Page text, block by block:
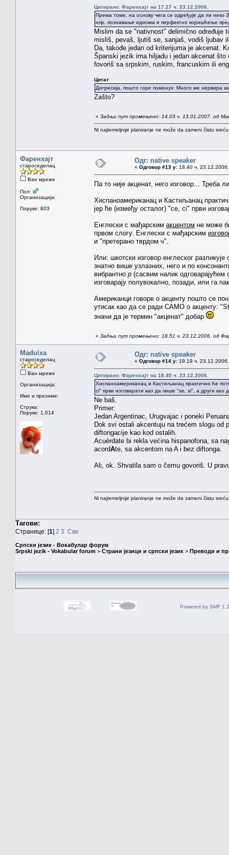
Цитирано: Фаренхајт на 17.27 ч. 23.12.2006.
Према томе, на основу чега се одређује да ли
нпр. познавање идиома и перфектно коришћење
Mislim da se "nativnost" delimično određuje
misliš, pevaš, ljutiš se, sanjaš, vodiš ljubav
Da, takođe jedan od kriterijuma je akcenat.
Španski jezik ima hiljadu i jedan akcenat
fovoriš sa srpskim, ruskim, francuskim ili
Цитат
Дигресија, пошто горе поменух: Много ме нервира
Zašto?
« Задњи пут промењено: 14.03 ч. 13.01.2007. од
Ni najtemeljnije planiranje ne može da zameni čistu
Фаренхајт
староседелац
Ван мреже
Пол:
Организација:
Поруке: 803
Одг: native speaker
« Одговор #13 у: 18.40 ч.
Па то није акценат, него изговор... Треба
Хиспаноамериканац и Кастиљанац
јер ће (између осталог) "ce, ci" први
Енглески с мађарским акцентом не може
првом слогу. Енглески с мађарским
и "претерано тврдом ч".
Или: шкотски изговор енглеског
знатно више узлазних, него и по
вибрантно р (сасвим налик
изговарају полувокално, позади, или га
Американци говоре о акценту пошто се
утисак као да се ради САМО о акценту:
значи да је термин "акценат" добар
« Задњи пут промењено: 18.51 ч. 23.12.2006. од
Maduixa
староседелац
Ван мреже
Организација:
Име и презиме:
Струка:
Поруке: 1.014
Одг: native speaker
« Одговор #14 у: 19.19 ч.
Цитирано: Фаренхајт на 18.40 ч. 23.12.2006.
Хиспаноамериканац и Кастиљанац практично ће
ci" први изговарати као да пише "se, si", а други као
Ne baš.
Primer:
Jedan Argentinac, Urugvajac i poneki
Dok svi ostali akcentuju na trećem slogu od
diftongacije kao kod ostalih.
Acuérdate bi rekla većina hispanofona, sa
acordAte, sa akcentom na A i bez diftonga.
Ali, ok. Shvatila sam o čemu govoriš. U
Ni najtemeljnije planiranje ne može da zameni čistu
Тагови:
Странице: [1] 2 3 Све
Српски језик - Вокабулар форум
Srpski jezik - Vokabular forum > Страни језици и српски језик > Преводи и
Powered by SMF